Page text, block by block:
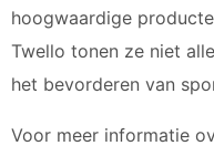
hoogwaardige
Twello tonen ze niet
het bevorderen van
Voor meer informatie